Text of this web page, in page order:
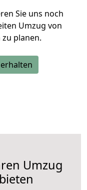
Sie uns noch
Umzug von
planen.
Umzug